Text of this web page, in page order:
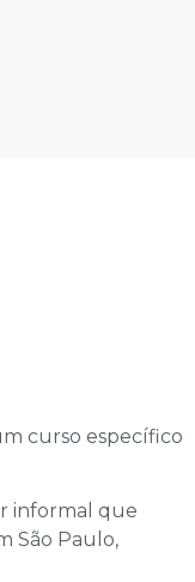
curso específico
informal que
São Paulo,